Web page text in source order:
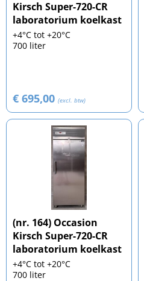
Kirsch Super-720-CR
laboratorium koelkast
+4°C tot +20°C
700 liter
€ 695,00 (excl. btw)
(nr. 164) Occasion
Kirsch Super-720-CR
laboratorium koelkast
+4°C tot +20°C
700 liter